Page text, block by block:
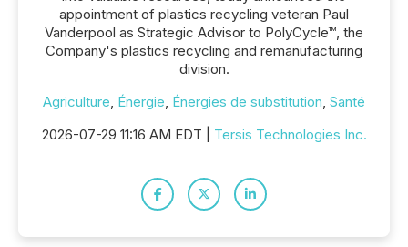
appointment of plastics recycling veteran Paul
Vanderpool as Strategic Advisor to PolyCycle™, the
Company's plastics recycling and remanufacturing
division.
Agriculture, Énergie, Énergies de substitution, Santé
2026-07-29 11:16 AM EDT | Tersis Technologies Inc.